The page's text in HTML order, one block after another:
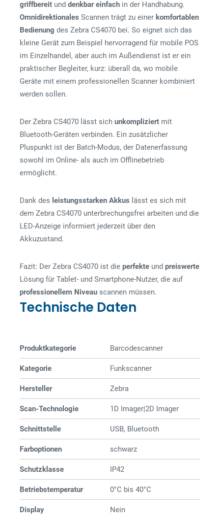
griffbereit und denkbar einfach in der Handhabung.
Omnidirektionales Scannen trägt zu einer komfortablen
Bedienung des Zebra CS4070 bei. So eignet sich das
kleine Gerät zum Beispiel hervorragend für mobile POS
im Einzelhandel, aber auch im Außendienst ist er ein
praktischer Begleiter, kurz: überall da, wo mobile
Geräte mit einem professionellen Scanner kombiniert
werden sollen.
Der Zebra CS4070 lässt sich unkompliziert mit
Bluetooth-Geräten verbinden. Ein zusätzlicher
Pluspunkt ist der Batch-Modus, der Datenerfassung
sowohl im Online- als auch im Offlinebetrieb
ermöglicht.
Dank des leistungsstarken Akkus lässt es sich mit
dem Zebra CS4070 unterbrechungsfrei arbeiten und die
LED-Anzeige informiert jederzeit über den
Akkuzustand.
Fazit: Der Zebra CS4070 ist die perfekte und preiswerte
Lösung für Tablet- und Smartphone-Nutzer, die auf
professionellem Niveau scannen müssen.
Technische Daten
Produktkategorie Barcode­­scanner
Kategorie Funkscanner
Hersteller Zebra
Scan-Technologie 1D Imager|2D Imager
Schnittstelle USB, Bluetooth
Farboptionen schwarz
Schutzklasse IP42
Betriebstemperatur 0°C bis 40°C
Display Nein